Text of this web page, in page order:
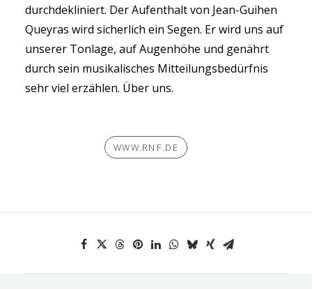
durchdekliniert. Der Aufenthalt von Jean-Guihen
Queyras wird sicherlich ein Segen. Er wird uns auf
unserer Tonlage, auf Augenhöhe und genährt
durch sein musikalisches Mitteilungsbedürfnis
sehr viel erzählen. Über uns.
WWW.RNF.DE